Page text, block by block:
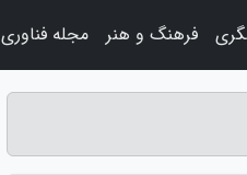
فرهنگ و هنر مجله فناوری